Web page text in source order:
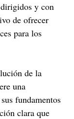
y con
de ofrecer
para los
de la
una
fundamentos
clara que